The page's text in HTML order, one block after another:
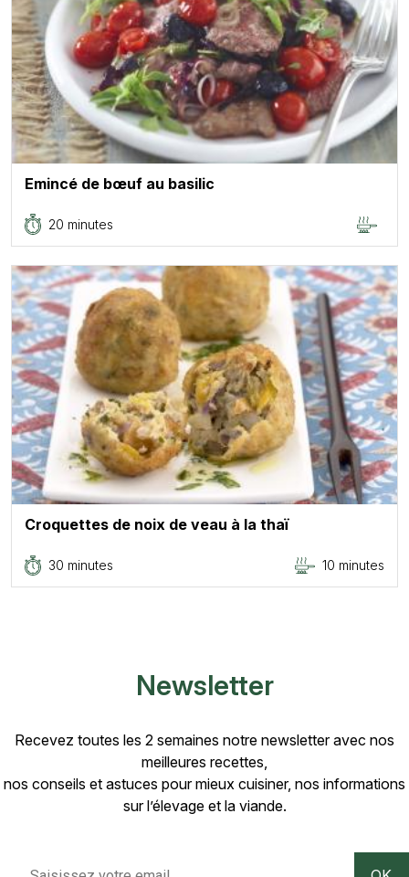
Emincé de bœuf au basilic
20 minutes
Croquettes de noix de veau à la thaï
30 minutes 10 minutes
Newsletter
Recevez toutes les 2 semaines notre newsletter avec nos
meilleures recettes,
nos conseils et astuces pour mieux cuisiner, nos informations
sur l’élevage et la viande.